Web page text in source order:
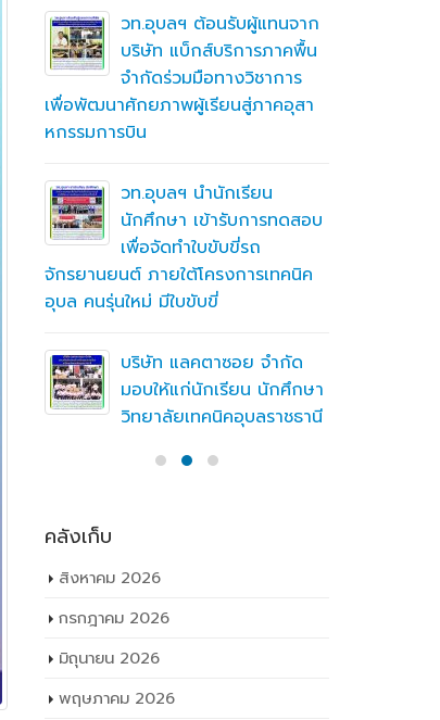
วท.อุบลฯ ต้อนรับผู้แทนจาก
บริษัท แบ็กส์บริการภาคพื้น
จำกัดร่วมมือทางวิชาการ
เพื่อพัฒนาศักยภาพผู้เรียนสู่ภาคอุสา
หกรรมการบิน
วท.อุบลฯ นำนักเรียน
นักศึกษา เข้ารับการทดสอบ
เพื่อจัดทำใบขับขี่รถ
จักรยานยนต์ ภายใต้โครงการเทคนิค
อุบล คนรุ่นใหม่ มีใบขับขี่
บริษัท แลคตาซอย จำกัด
มอบให้แก่นักเรียน นักศึกษา
วิทยาลัยเทคนิคอุบลราชธานี
คลังเก็บ
สิงหาคม 2026
กรกฎาคม 2026
มิถุนายน 2026
พฤษภาคม 2026